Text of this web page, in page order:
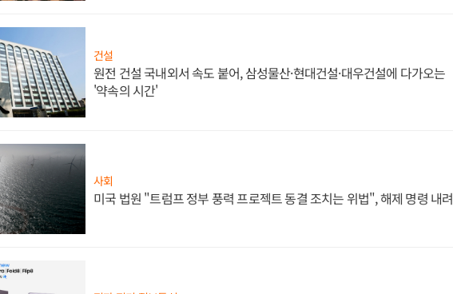
건설
원전 건설 국내외서 속도 붙어, 삼성물산·현대건설·대우건설에 다가오는
'약속의 시간'
사회
미국 법원 "트럼프 정부 풍력 프로젝트 동결 조치는 위법", 해제 명령 내려